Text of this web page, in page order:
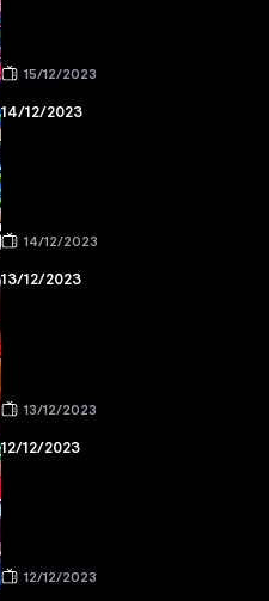
15/12/2023
14/12/2023
14/12/2023
13/12/2023
13/12/2023
12/12/2023
12/12/2023